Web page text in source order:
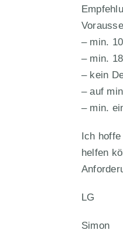
– min.
– min.
– kein
– auf
– min.
Ich
helfen
LG
Simon